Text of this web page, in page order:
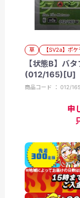
草 【SV2a】ポ
【状態B】バ
(012/165)[U]
商品コード ： 012/
申